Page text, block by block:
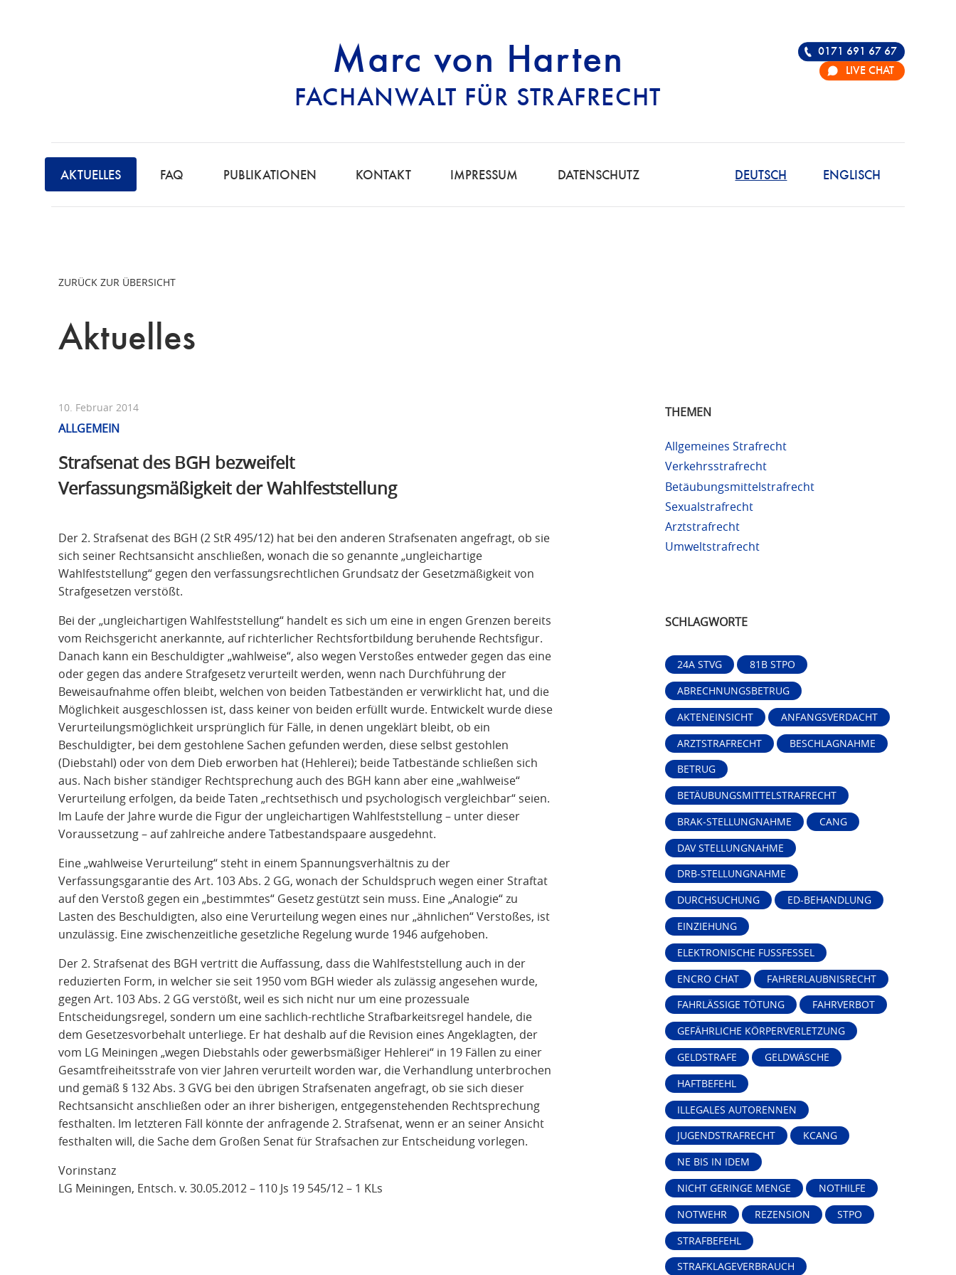
Marc von Harten
FACHANWALT FÜR STRAFRECHT
STRAFRECHT | RECHTSANWALT FÜR DIE
AKTUELLES FAQ PUBLIKATIONEN KONTAKT IMPRESSUM DATENSCHUTZ ENGLISCH
DEUTSCH
0171 691 67 67
LIVE CHAT
ZURÜCK ZUR ÜBERSICHT
Aktuelles
10. Februar 2014
ALLGEMEIN
Strafsenat des BGH bezweifelt
Verfassungsmäßigkeit der Wahlfeststellung
Der 2. Strafsenat des BGH (2 StR 495/12) hat bei den anderen Strafsenaten angefragt, ob sie
sich seiner Rechtsansicht anschließen, wonach die so genannte „ungleichartige
Wahlfeststellung“ gegen den verfassungsrechtlichen Grundsatz der Gesetzmäßigkeit von
Strafgesetzen verstößt.
Bei der „ungleichartigen Wahlfeststellung“ handelt es sich um eine in engen Grenzen bereits
vom Reichsgericht anerkannte, auf richterlicher Rechtsfortbildung beruhende Rechtsfigur.
Danach kann ein Beschuldigter „wahlweise“, also wegen Verstoßes entweder gegen das eine
oder gegen das andere Strafgesetz verurteilt werden, wenn nach Durchführung der
Beweisaufnahme offen bleibt, welchen von beiden Tatbeständen er verwirklicht hat, und die
Möglichkeit ausgeschlossen ist, dass keiner von beiden erfüllt wurde. Entwickelt wurde diese
Verurteilungsmöglichkeit ursprünglich für Fälle, in denen ungeklärt bleibt, ob ein
Beschuldigter, bei dem gestohlene Sachen gefunden werden, diese selbst gestohlen
(Diebstahl) oder von dem Dieb erworben hat (Hehlerei); beide Tatbestände schließen sich
aus. Nach bisher ständiger Rechtsprechung auch des BGH kann aber eine „wahlweise“
Verurteilung erfolgen, da beide Taten „rechtsethisch und psychologisch vergleichbar“ seien.
Im Laufe der Jahre wurde die Figur der ungleichartigen Wahlfeststellung – unter dieser
Voraussetzung – auf zahlreiche andere Tatbestandspaare ausgedehnt.
Eine „wahlweise Verurteilung“ steht in einem Spannungsverhältnis zu der
Verfassungsgarantie des Art. 103 Abs. 2 GG, wonach der Schuldspruch wegen einer Straftat
auf den Verstoß gegen ein „bestimmtes“ Gesetz gestützt sein muss. Eine „Analogie“ zu
Lasten des Beschuldigten, also eine Verurteilung wegen eines nur „ähnlichen“ Verstoßes, ist
unzulässig. Eine zwischenzeitliche gesetzliche Regelung wurde 1946 aufgehoben.
Der 2. Strafsenat des BGH vertritt die Auffassung, dass die Wahlfeststellung auch in der
reduzierten Form, in welcher sie seit 1950 vom BGH wieder als zulässig angesehen wurde,
gegen Art. 103 Abs. 2 GG verstößt, weil es sich nicht nur um eine prozessuale
Entscheidungsregel, sondern um eine sachlich-rechtliche Strafbarkeitsregel handele, die
dem Gesetzesvorbehalt unterliege. Er hat deshalb auf die Revision eines Angeklagten, der
vom LG Meiningen „wegen Diebstahls oder gewerbsmäßiger Hehlerei“ in 19 Fällen zu einer
Gesamtfreiheitsstrafe von vier Jahren verurteilt worden war, die Verhandlung unterbrochen
und gemäß § 132 Abs. 3 GVG bei den übrigen Strafsenaten angefragt, ob sie sich dieser
Rechtsansicht anschließen oder an ihrer bisherigen, entgegenstehenden Rechtsprechung
festhalten. Im letzteren Fäll könnte der anfragende 2. Strafsenat, wenn er an seiner Ansicht
festhalten will, die Sache dem Großen Senat für Strafsachen zur Entscheidung vorlegen.
Vorinstanz
LG Meiningen, Entsch. v. 30.05.2012 – 110 Js 19 545/12 – 1 KLs
THEMEN
Allgemeines Strafrecht
Verkehrsstrafrecht
Betäubungsmittelstrafrecht
Sexualstrafrecht
Arztstrafrecht
Umweltstrafrecht
SCHLAGWORTE
24A STVG
81B STPO
ABRECHNUNGSBETRUG
AKTENEINSICHT
ANFANGSVERDACHT
ARZTSTRAFRECHT
BESCHLAGNAHME
BETRUG
BETÄUBUNGSMITTELSTRAFRECHT
BRAK-STELLUNGNAHME
CANG
DAV STELLUNGNAHME
DRB-STELLUNGNAHME
DURCHSUCHUNG
ED-BEHANDLUNG
EINZIEHUNG
ELEKTRONISCHE FUSSFESSEL
ENCRO CHAT
FAHRERLAUBNISRECHT
FAHRLÄSSIGE TÖTUNG
FAHRVERBOT
GEFÄHRLICHE KÖRPERVERLETZUNG
GELDSTRAFE
GELDWÄSCHE
HAFTBEFEHL
ILLEGALES AUTORENNEN
JUGENDSTRAFRECHT
KCANG
NE BIS IN IDEM
NICHT GERINGE MENGE
NOTHILFE
NOTWEHR
REZENSION
STPO
STRAFBEFEHL
STRAFKLAGEVERBRAUCH